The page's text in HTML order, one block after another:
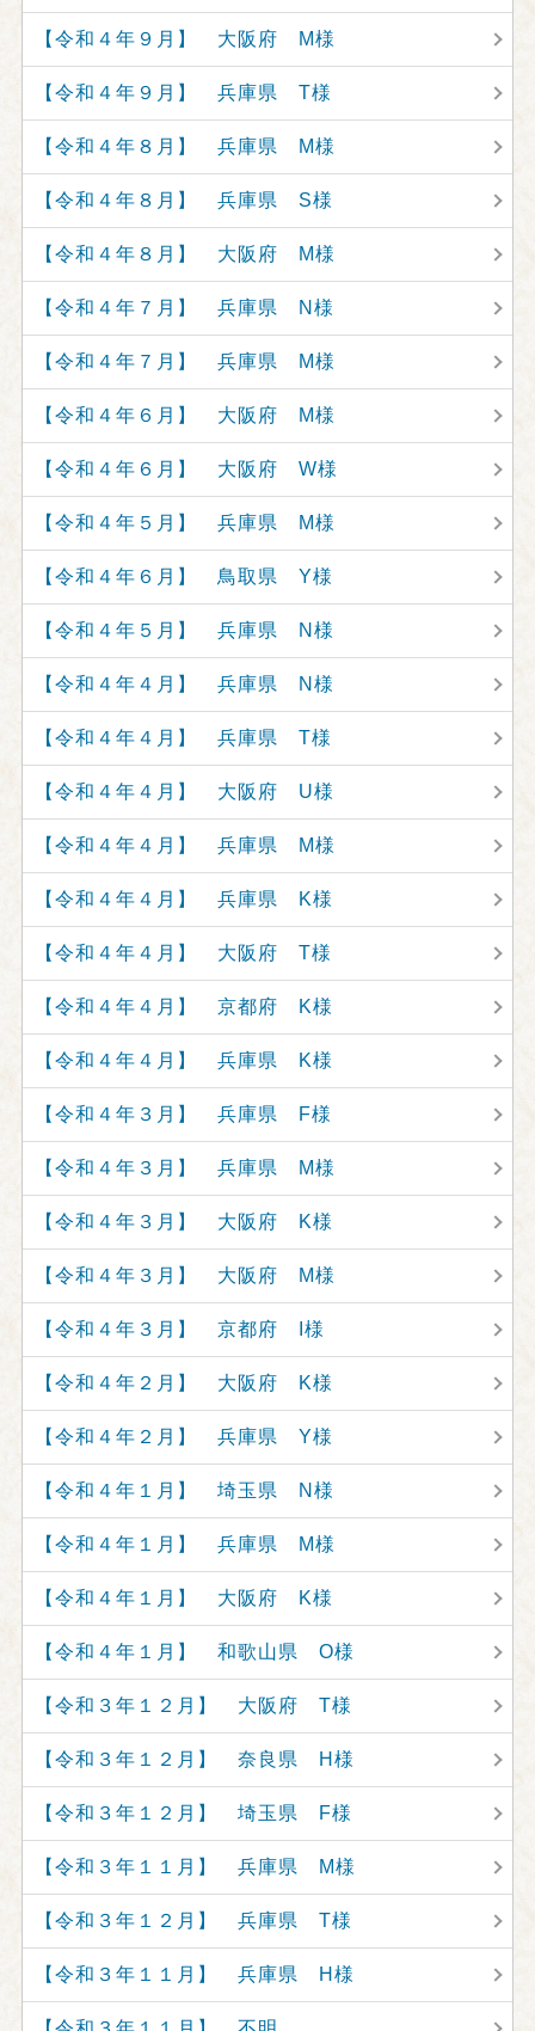
【令和４年９月】 大阪府 M様
【令和４年９月】 兵庫県 T様
【令和４年８月】 兵庫県 M様
【令和４年８月】 兵庫県 S様
【令和４年８月】 大阪府 M様
【令和４年７月】 兵庫県 N様
【令和４年７月】 兵庫県 M様
【令和４年６月】 大阪府 M様
【令和４年６月】 大阪府 W様
【令和４年５月】 兵庫県 M様
【令和４年６月】 鳥取県 Y様
【令和４年５月】 兵庫県 N様
【令和４年４月】 兵庫県 N様
【令和４年４月】 兵庫県 T様
【令和４年４月】 大阪府 U様
【令和４年４月】 兵庫県 M様
【令和４年４月】 兵庫県 K様
【令和４年４月】 大阪府 T様
【令和４年４月】 京都府 K様
【令和４年４月】 兵庫県 K様
【令和４年３月】 兵庫県 F様
【令和４年３月】 兵庫県 M様
【令和４年３月】 大阪府 K様
【令和４年３月】 大阪府 M様
【令和４年３月】 京都府 I様
【令和４年２月】 大阪府 K様
【令和４年２月】 兵庫県 Y様
【令和４年１月】 埼玉県 N様
【令和４年１月】 兵庫県 M様
【令和４年１月】 大阪府 K様
【令和４年１月】 和歌山県 O様
【令和３年１２月】 大阪府 T様
【令和３年１２月】 奈良県 H様
【令和３年１２月】 埼玉県 F様
【令和３年１１月】 兵庫県 M様
【令和３年１２月】 兵庫県 T様
【令和３年１１月】 兵庫県 H様